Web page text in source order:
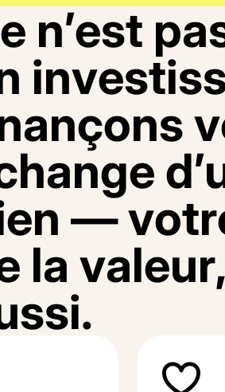
e n’est pa
investis
ançonsv
hange d’
en —votr
la valeur,
ssi.